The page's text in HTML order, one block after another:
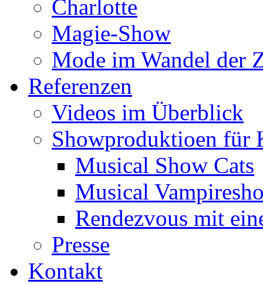
Charlotte
Magie-Show
Mode im Wandel der
Referenzen
Videos im Überblick
Showproduktioen für
Musical Show Cats
Musical
Rendezvous mit
Presse
Kontakt